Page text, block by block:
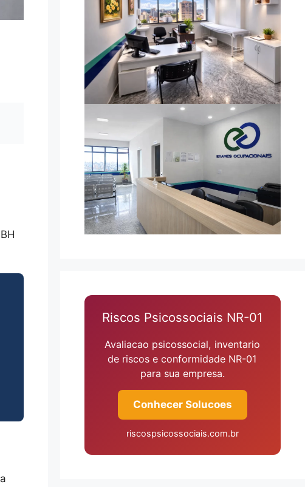
Riscos Psicossociais NR-01
Avaliacao psicossocial, inventario
de riscos e conformidade NR-01
para sua empresa.
Conhecer Solucoes
riscospsicossociais.com.br